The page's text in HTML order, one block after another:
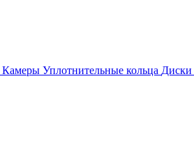
Камеры Уплотнительные кольца Диски